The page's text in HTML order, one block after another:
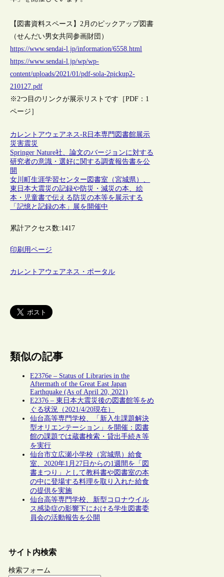
【図書資料スペース】2月のピックアップ図書
（せんだい男女共同参画財団）
https://www.sendai-l.jp/information/6558.html
https://www.sendai-l.jp/wp/wp-
content/uploads/2021/01/pdf-sola-2pickup2-
210127.pdf
※2つ目のリンクが展示リストです［PDF：1
ページ］
カレントアウェアネス-R日本専門図書館展示
災害震災
Springer Nature社、論文のバージョンに対する
研究者の意識・選好に関する調査報告書を公
開
女川町生涯学習センター図書室（宮城県）、
東日本大震災の記録や防災・減災の本、絵
本・児童書で伝える防災の本等を展示する
「記憶と記録の本」展を開催中
累計アクセス数:1417
印刷用ページ
カレントアウェアネス・ポータル
類似の記事
E2376e – Status of Libraries in the
Aftermath of the Great East Japan
Earthquake (As of April 20, 2021)
E2376 – 東日本大震災後の図書館等をめ
ぐる状況（2021/4/20現在）
仙台高等専門学校、「新入生課題解決
型オリエンテーション」を開催：図書
館の課題では蔵書検索・貸出手続き等
を実行
仙台市立広瀬小学校（宮城県）給食
室、2020年1月27日からの1週間を「図
書まつり」として教科書や図書室の本
の中に登場する料理を取り入れた給食
の提供を実施
仙台高等専門学校、新型コロナウイル
ス感染症の影響下における学生図書委
員会の活動報告を公開
サイト内検索
検索フォーム